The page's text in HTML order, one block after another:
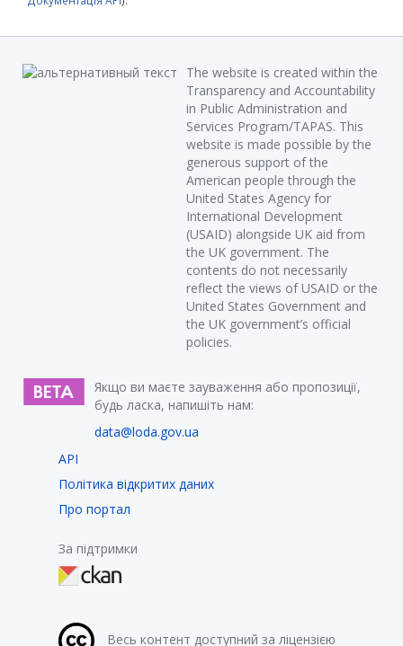
The website is created within the
Transparency and Accountability
in Public Administration and
Services Program/TAPAS. This
website is made possible by the
generous support of the
American people through the
United States Agency for
International Development
(USAID) alongside UK aid from
the UK government. The
contents do not necessarily
reflect the views of USAID or the
United States Government and
the UK government’s official
policies.
Якщо ви маєте зауваження або пропозиції,
будь ласка, напишіть нам:
data@loda.gov.ua
API
Політика відкритих даних
Про портал
За підтримки
Весь контент доступний за ліцензією